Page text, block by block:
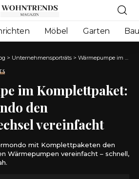
Möbel Garten
> Unternehmensporträts > Wärmepumpe im Komplettpaket: Wie thermondo den Heizungswechsel vereinfacht
im Komplettpaket:
den
vereinfacht
mit Komplettpaketen den
Wärmepumpen vereinfacht – schnell,